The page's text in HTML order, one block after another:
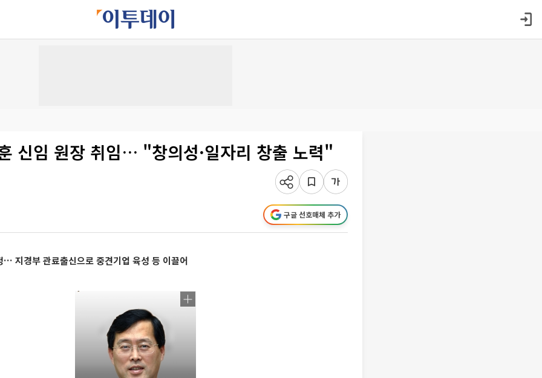
신임 원장 취임… "창의성·일자리 창출 노력"
구글 선호매체 추가
… 지경부 관료출신으로 중견기업 육성 등 이끌어